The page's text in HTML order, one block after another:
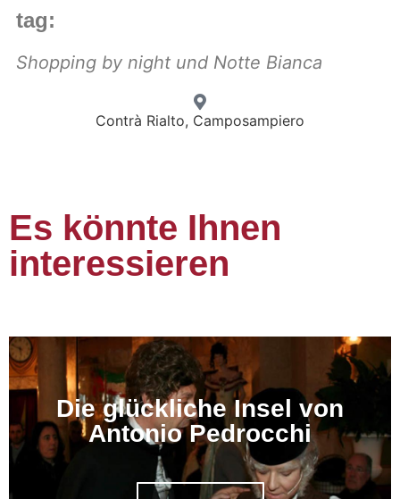
tag:
Shopping by night und Notte Bianca
Contrà Rialto, Camposampiero
Es könnte Ihnen
interessieren
Die glückliche Insel von
Antonio Pedrocchi